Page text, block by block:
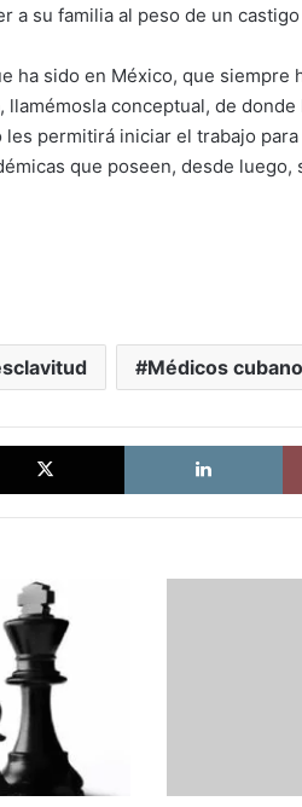
a su familia al peso de un
ha sido en México, que siempre
conceptual, de
permitirá iniciar el trabajo
que poseen, desde luego,
Médicos
X
al